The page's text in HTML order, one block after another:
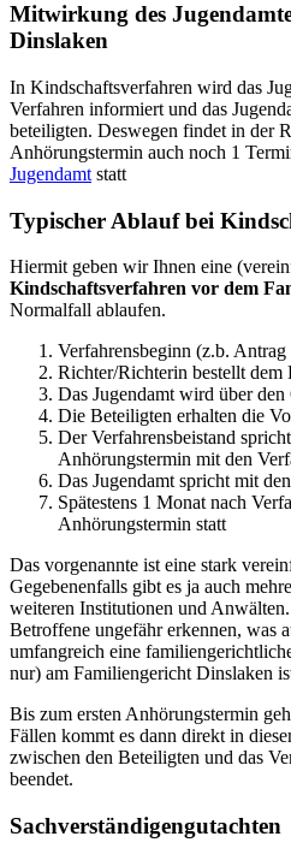
Mitwirkung des
Dinslaken
In Kindschaftsverfahren wird das
Verfahren informiert und das
beteiligten. Deswegen findet in der
Anhörungstermin auch noch 1
Jugendamt statt
Typischer Ablauf bei
Hiermit geben wir Ihnen eine
Kindschaftsverfahren vor dem
Normalfall ablaufen.
Verfahrensbeginn (z.b.
Richter/Richterin bestellt dem
Das Jugendamt wird über
Die Beteiligten erhalten die
Der Verfahrensbeistand
Anhörungstermin mit den
Das Jugendamt spricht mit
Spätestens 1 Monat nach
Anhörungstermin statt
Das vorgenannte ist eine stark
Gegebenenfalls gibt es ja auch
weiteren Institutionen und
Betroffene ungefähr erkennen, was
umfangreich eine
nur) am Familiengericht Dinslaken
Bis zum ersten Anhörungstermin
Fällen kommt es dann direkt in
zwischen den Beteiligten und das
beendet.
Sachverständigengutachten